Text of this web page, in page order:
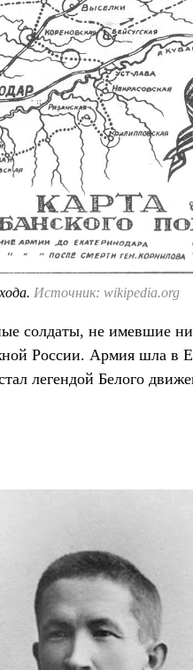
Источник: wikipedia.org
солдаты, не имевшие
России. Армия шла в
легендой Белого